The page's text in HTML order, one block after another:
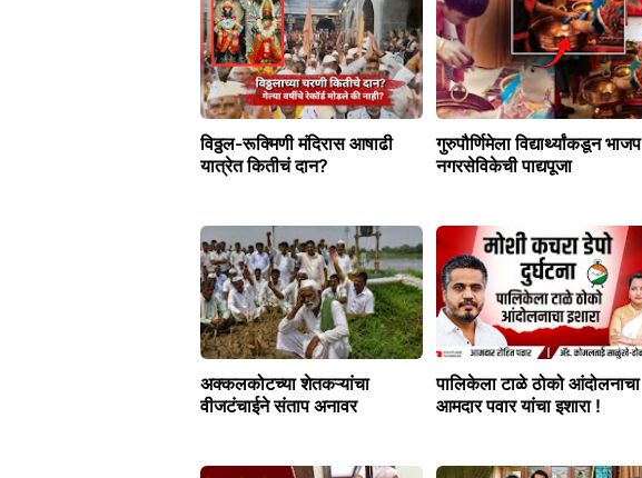
विठ्ठल-रूक्मिणी मंदिरास आषाढी
यात्रेत कितीचं दान?
गुरुपौर्णिमेला विद्यार्थ्यांकडून भाजप
नगरसेविकेची पाद्यपूजा
अक्कलकोटच्या शेतकऱ्यांचा
वीजटंचाईने संताप अनावर
पालिकेला टाळे ठोको आंदोलनाचा
आमदार पवार यांचा इशारा !